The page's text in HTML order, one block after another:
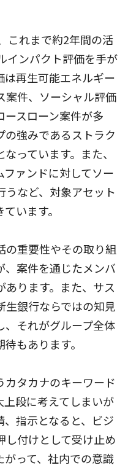
これまで約2年間の活
インパクト評価を手が
は再生可能エネルギー
案件、ソーシャル評価
ースローン案件が多
の強みであるストラク
っています。また、
ァンドに対してソー
など、対象アセット
います。
の重要性やその取り組
、案件を通じたメンバ
ります。また、サス
生銀行ならではの知見
、それがグループ全体
もあります。
カタカナのキーワード
段に考えてしまいが
指示となると、ビジ
し付けとして受け止め
がって、社内での意識